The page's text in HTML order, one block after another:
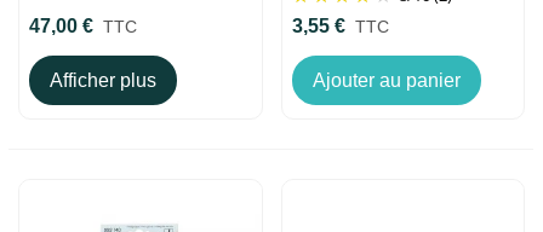
47,00 € TTC
Afficher plus
3,55 € TTC
Ajouter au panier